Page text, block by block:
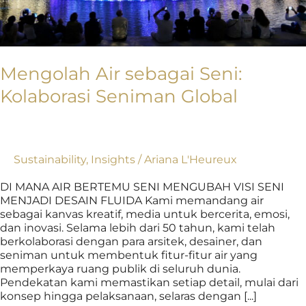
Mengolah Air sebagai Seni:
Kolaborasi Seniman Global
Sustainability, Insights /Ariana L'Heureux
DI MANA AIR BERTEMU SENI MENGUBAH VISI SENI
MENJADI DESAIN FLUIDA Kami memandang air
sebagai kanvas kreatif, media untuk bercerita, emosi,
dan inovasi. Selama lebih dari 50 tahun, kami telah
berkolaborasi dengan para arsitek, desainer, dan
seniman untuk membentuk fitur-fitur air yang
memperkaya ruang publik di seluruh dunia.
Pendekatan kami memastikan setiap detail, mulai dari
konsep hingga pelaksanaan, selaras dengan [...]